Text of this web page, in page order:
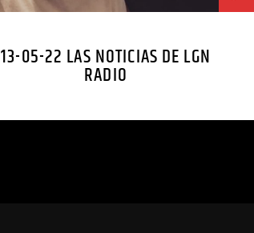
13-05-22 LAS NOTICIAS DE LGN
RADIO